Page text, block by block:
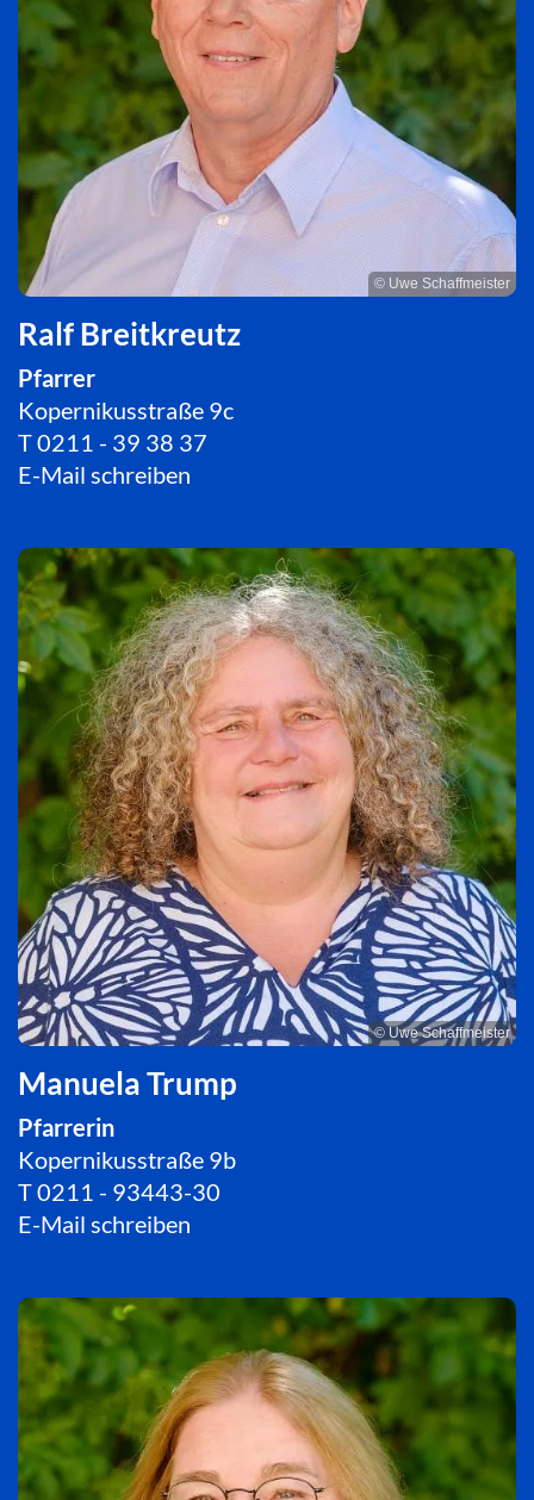
© Uwe Schaffmeister
Ralf Breitkreutz
Pfarrer
Kopernikusstraße 9c
T0211 - 39 38 37
E-Mail schreiben
© Uwe Schaffmeister
Manuela Trump
Pfarrerin
Kopernikusstraße 9b
T0211 - 93443-30
E-Mail schreiben